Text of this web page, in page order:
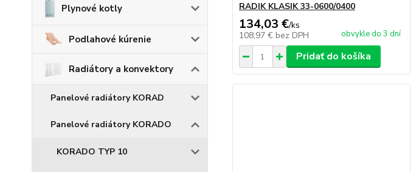
Plynové kotly
Podlahové kúrenie
Radiátory a konvektory
Panelové radiátory KORAD
Panelové radiátory KORADO
KORADO TYP 10
RADIK KLASIK 33-0600/0400
134,03 €/ks
108,97 € bez DPH obvykle do 3 dní
Pridať do košíka